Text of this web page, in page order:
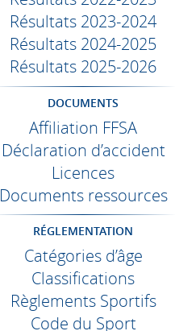
Résultats 2023-2024
Résultats 2024-2025
Résultats 2025-2026
DOCUMENTS
Affiliation FFSA
Déclaration d’accident
Licences
Documents ressources
RÉGLEMENTATION
Catégories d’âge
Classifications
Règlements Sportifs
Code du Sport